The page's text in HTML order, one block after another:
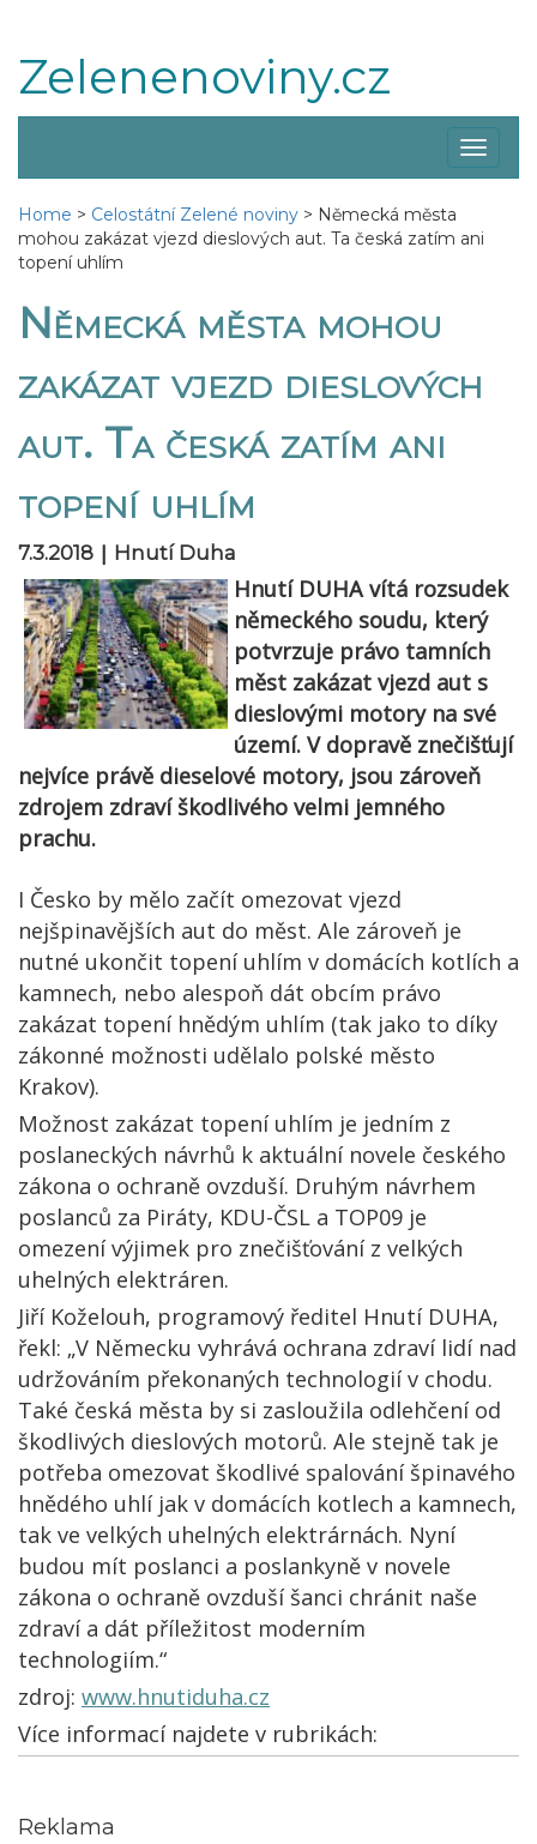
Zelenenoviny.cz
menu
Home > Celostátní Zelené noviny > Německá města
mohou zakázat vjezd dieslových aut. Ta česká zatím ani
topení uhlím
Německá města mohou
zakázat vjezd dieslových
aut. Ta česká zatím ani
topení uhlím
7.3.2018 | Hnutí Duha
Hnutí DUHA vítá rozsudek
německého soudu, který
potvrzuje právo tamních
měst zakázat vjezd aut s
dieslovými motory na své
území. V dopravě znečišťují
nejvíce právě dieselové motory, jsou zároveň
zdrojem zdraví škodlivého velmi jemného
prachu.
I Česko by mělo začít omezovat vjezd
nejšpinavějších aut do měst. Ale zároveň je
nutné ukončit topení uhlím v domácích kotlích a
kamnech, nebo alespoň dát obcím právo
zakázat topení hnědým uhlím (tak jako to díky
zákonné možnosti udělalo polské město
Krakov).
Možnost zakázat topení uhlím je jedním z
poslaneckých návrhů k aktuální novele českého
zákona o ochraně ovzduší. Druhým návrhem
poslanců za Piráty, KDU-ČSL a TOP09 je
omezení výjimek pro znečišťování z velkých
uhelných elektráren.
Jiří Koželouh, programový ředitel Hnutí DUHA,
řekl: „V Německu vyhrává ochrana zdraví lidí nad
udržováním překonaných technologií v chodu.
Také česká města by si zasloužila odlehčení od
škodlivých dieslových motorů. Ale stejně tak je
potřeba omezovat škodlivé spalování špinavého
hnědého uhlí jak v domácích kotlech a kamnech,
tak ve velkých uhelných elektrárnách. Nyní
budou mít poslanci a poslankyně v novele
zákona o ochraně ovzduší šanci chránit naše
zdraví a dát příležitost moderním
technologiím.“
zdroj: www.hnutiduha.cz
Více informací najdete v rubrikách:
Reklama